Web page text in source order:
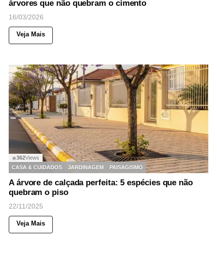
árvores que não quebram o cimento
16/03/2026
Veja Mais
◉362Views
CASA & CUIDADOS
JARDINAGEM PAISAGISMO
A árvore de calçada perfeita: 5 espécies que não
quebram o piso
22/11/2025
Veja Mais